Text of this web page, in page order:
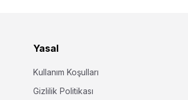
Yasal
Kullanım Koşulları
Gizlilik Politikası